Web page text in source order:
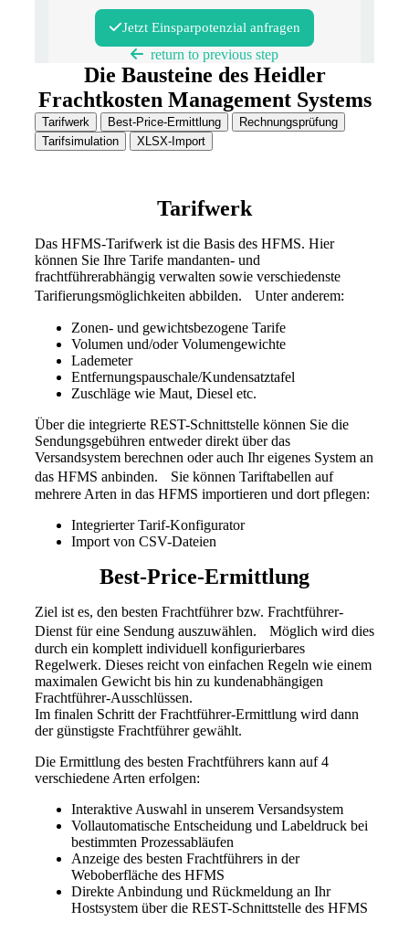
Jetzt Einsparpotenzial anfragen
return to previous step
Die Bausteine des Heidler
Frachtkosten Management Systems
Tarifwerk Best-Price-Ermittlung
Rechnungsprüfung
Tarifsimulation
XLSX-Import
Tarifwerk
Das HFMS-Tarifwerk ist die Basis des HFMS. Hier
können Sie Ihre Tarife mandanten- und
frachtführerabhängig verwalten sowie verschiedenste
Tarifierungsmöglichkeiten abbilden. Unter anderem:
Zonen- und gewichtsbezogene Tarife
Volumen und/oder Volumengewichte
Lademeter
Entfernungspauschale/Kundensatztafel
Zuschläge wie Maut, Diesel etc.
Über die integrierte REST-Schnittstelle können Sie die
Sendungsgebühren entweder direkt über das
Versandsystem berechnen oder auch Ihr eigenes System an
das HFMS anbinden. Sie können Tariftabellen auf
mehrere Arten in das HFMS importieren und dort pflegen:
Integrierter Tarif-Konfigurator
Import von CSV-Dateien
Best-Price-Ermittlung
Ziel ist es, den besten Frachtführer bzw. Frachtführer-
Dienst für eine Sendung auszuwählen. Möglich wird dies
durch ein komplett individuell konfigurierbares
Regelwerk. Dieses reicht von einfachen Regeln wie einem
maximalen Gewicht bis hin zu kundenabhängigen
Frachtführer-Ausschlüssen.
Im finalen Schritt der Frachtführer-Ermittlung wird dann
der günstigste Frachtführer gewählt.
Die Ermittlung des besten Frachtführers kann auf 4
verschiedene Arten erfolgen:
Interaktive Auswahl in unserem Versandsystem
Vollautomatische Entscheidung und Labeldruck bei
bestimmten Prozessabläufen
Anzeige des besten Frachtführers in der
Weboberfläche des HFMS
Direkte Anbindung und Rückmeldung an Ihr
Hostsystem über die REST-Schnittstelle des HFMS